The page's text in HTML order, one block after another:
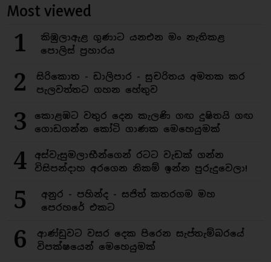
Most viewed
1
කිඹුලාඇළ ගුණාට යනඑන මං නැතිකළ
පොලිස් ප්‍රහාරය
2
සිරිකොත - ඩාලිපාර - සුචරිතය අමතක කර
පැලවත්තට ගහන හේතුව
3
කොළඹට වතුර දෙන කැලණි ගඟ දුෂිතයි ගඟ
ගොඩගන්න කෝටි ගාණක මෙහෙයුමක්
4
අස්වැසුමලාභීන්ගෙන් රටට වැඩක් ගන්න
විසිපන්දාහ අරගෙන නිකම් ඉන්න පුරුදුවෙලා!
5
අනුර - පහින්ද - සජිත් කතරගම මහ
පෙරහරේ එකට
6
ආණ්ඩුවට වසර දෙක පිරෙන සැප්තැම්බරයේ
විපක්ෂයෙන් මෙහෙයුමක්